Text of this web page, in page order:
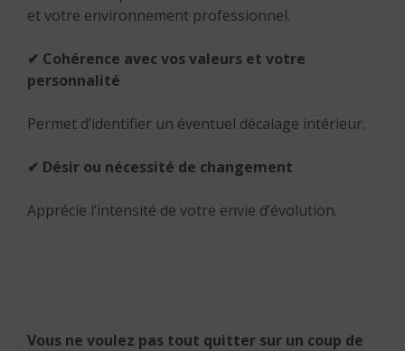
et votre environnement professionnel.
✔ Cohérence avec vos valeurs et votre
personnalité
Permet d’identifier un éventuel décalage intérieur.
✔ Désir ou nécessité de changement
Apprécie l’intensité de votre envie d’évolution.
Vous ne voulez pas tout quitter sur un coup de